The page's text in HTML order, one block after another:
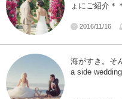
ょにご紹介＊＊
2016/11/16
海がすき。そ
a side wedding